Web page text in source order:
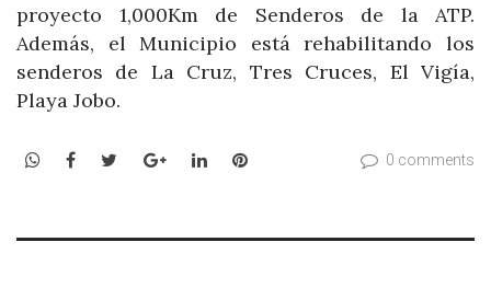
proyecto 1,000Km de Senderos de la ATP.
Además, el Municipio está rehabilitando los
senderos de La Cruz, Tres Cruces, El Vigía,
Playa Jobo.
WhatsApp
Facebook
TwitterGoogle+LinkedInPinterest 0 comments